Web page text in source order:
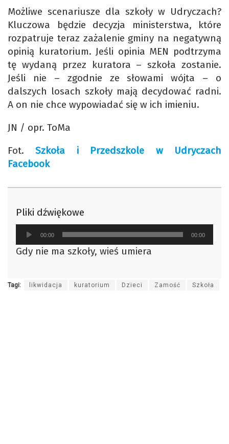
Możliwe scenariusze dla szkoły w Udryczach?
Kluczowa będzie decyzja ministerstwa, które
rozpatruje teraz zażalenie gminy na negatywną
opinią kuratorium. Jeśli opinia MEN podtrzyma
tę wydaną przez kuratora – szkoła zostanie.
Jeśli nie – zgodnie ze słowami wójta – o
dalszych losach szkoły mają decydować radni.
A on nie chce wypowiadać się w ich imieniu.
JN / opr. ToMa
Fot.Szkoła i Przedszkole w Udryczach
Facebook
Pliki dźwiękowe
Odtwarzacz
plików
dźwiękowych
00:00 00:00
Gdy nie ma szkoły, wieś umiera
Tagi: likwidacja kuratorium Dzieci Zamość Szkoła